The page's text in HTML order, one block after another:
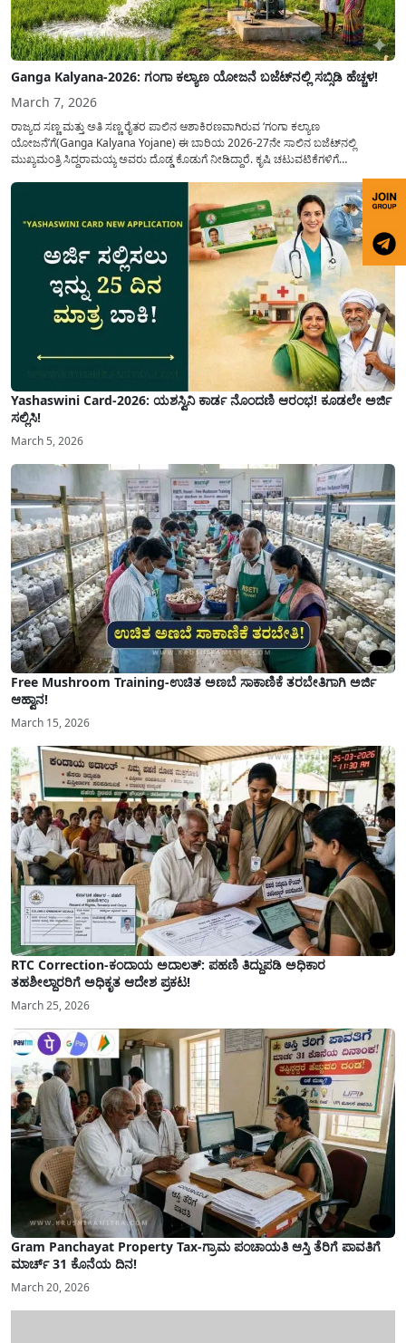
Ganga Kalyana-2026: ಗಂಗಾ ಕಲ್ಯಾಣ ಯೋಜನೆ ಬಜೆಟ್‌ನಲ್ಲಿ ಸಬ್ಸಿಡಿ ಹೆಚ್ಚಳ!
March 7, 2026
ರಾಜ್ಯದ ಸಣ್ಣ ಮತ್ತು ಅತಿ ಸಣ್ಣ ರೈತರ ಪಾಲಿನ ಆಶಾಕಿರಣವಾಗಿರುವ ‘ಗಂಗಾ ಕಲ್ಯಾಣ
ಯೋಜನೆ’ಗೆ(Ganga Kalyana Yojane) ಈ ಬಾರಿಯ 2026-27ನೇ ಸಾಲಿನ ಬಜೆಟ್‌ನಲ್ಲಿ
ಮುಖ್ಯಮಂತ್ರಿ ಸಿದ್ದರಾಮಯ್ಯ ಅವರು ದೊಡ್ಡ ಕೊಡುಗೆ ನೀಡಿದ್ದಾರೆ. ಕೃಷಿ ಚಟುವಟಿಕೆಗಳಿಗೆ
ಪೂರಕವಾಗಿರುವ ಈ ಯೋಜನೆಯಲ್ಲಿ ಹಣಕಾಸಿನ ನೆರವನ್ನು ಗಣನೀಯವಾಗಿ ಹೆಚ್ಚಿಸುವ ಮೂಲಕ ರೈತ
ಸಮುದಾಯದ ಮುಖದಲ್ಲಿ ಮಂದಹಾಸ ಮೂಡಿಸಿದ್ದಾರೆ. ವಿಶೇಷವಾಗಿ...
Yashaswini Card-2026: ಯಶಸ್ವಿನಿ ಕಾರ್ಡ ನೊಂದಣಿ ಆರಂಭ! ಕೂಡಲೇ ಅರ್ಜಿ
ಸಲ್ಲಿಸಿ!
March 5, 2026
Free Mushroom Training-ಉಚಿತ ಅಣಬೆ ಸಾಕಾಣಿಕೆ ತರಬೇತಿಗಾಗಿ ಅರ್ಜಿ
ಆಹ್ವಾನ!
March 15, 2026
RTC Correction-ಕಂದಾಯ ಅದಾಲತ್: ಪಹಣಿ ತಿದ್ದುಪಡಿ ಅಧಿಕಾರ
ತಹಶೀಲ್ದಾರರಿಗೆ ಅಧಿಕೃತ ಆದೇಶ ಪ್ರಕಟ!
March 25, 2026
Gram Panchayat Property Tax-ಗ್ರಾಮ ಪಂಚಾಯತಿ ಆಸ್ತಿ ತೆರಿಗೆ ಪಾವತಿಗೆ
ಮಾರ್ಚ್ 31 ಕೊನೆಯ ದಿನ!
March 20, 2026